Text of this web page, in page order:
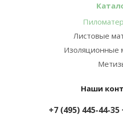
Листовые
Изоляционные
Наши
+7 (495) 445-44-35